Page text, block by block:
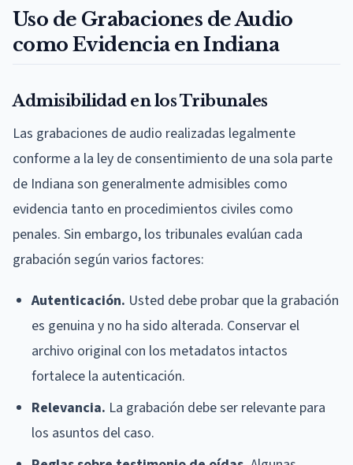
Uso de Grabaciones de Audio
como Evidencia en Indiana
Admisibilidad en los Tribunales
Las grabaciones de audio realizadas legalmente
conforme a la ley de consentimiento de una sola parte
de Indiana son generalmente admisibles como
evidencia tanto en procedimientos civiles como
penales. Sin embargo, los tribunales evalúan cada
grabación según varios factores:
Autenticación. Usted debe probar que la grabación
es genuina y no ha sido alterada. Conservar el
archivo original con los metadatos intactos
fortalece la autenticación.
Relevancia. La grabación debe ser relevante para
los asuntos del caso.